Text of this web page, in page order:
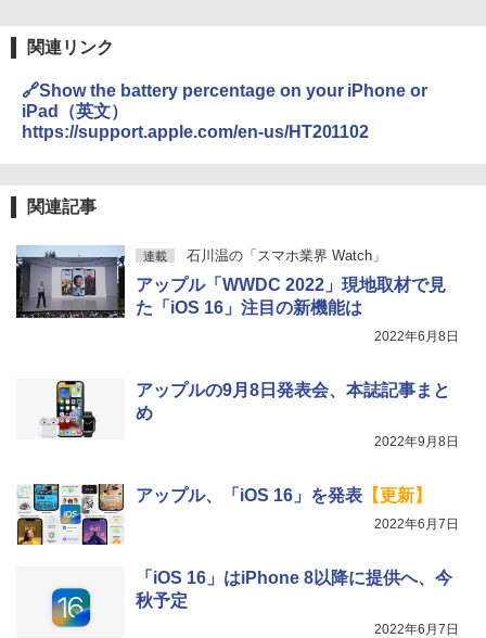
関連リンク
🔗Show the battery percentage on your iPhone or
iPad（英文）
https://support.apple.com/en-us/HT201102
関連記事
連載 石川温の「スマホ業界 Watch」
アップル「WWDC 2022」現地取材で見
た「iOS 16」注目の新機能は
2022年6月8日
アップルの9月8日発表会、本誌記事まと
め
2022年9月8日
アップル、「iOS 16」を発表【更新】
2022年6月7日
「iOS 16」はiPhone 8以降に提供へ、今
秋予定
2022年6月7日